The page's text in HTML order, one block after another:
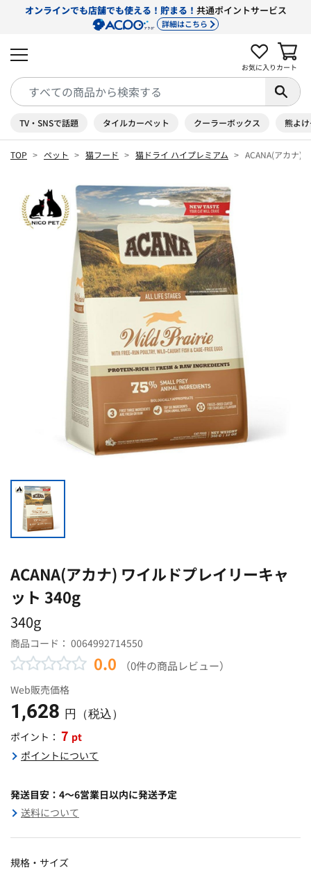
オンラインでも店舗でも使える！貯まる！ 共通ポイントサービス
詳細はこちら
お気に入り カート
TV・SNSで話題 タイルカーペット クーラーボックス 熊よ
TOP ペット 猫フード 猫ドライ ハイプレミアム ACANA(アカナ)
ACANA(アカナ) ワイルドプレイリーキャ
ット 340g
340g
商品コード： 0064992714550
0.0 （0件の商品レビュー）
Web販売価格
1,628 円（税込）
ポイント： 7 pt
ポイントについて
発送目安：4～6営業日以内に発送予定
送料について
規格・サイズ